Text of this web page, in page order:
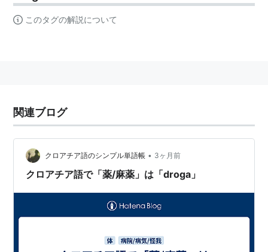
このタグの解説について
関連ブログ
クロアチア語のシンプル単語帳 • 3ヶ月前
クロアチア語で「薬/麻薬」は「droga」